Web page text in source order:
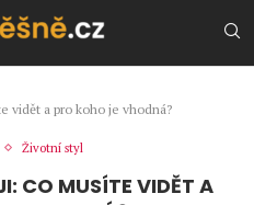
vidět a pro koho je vhodná?
Životní styl
CO MUSÍTE VIDĚT A